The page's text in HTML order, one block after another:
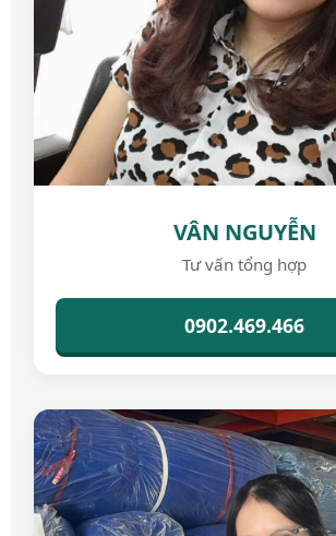
VÂN NGUYỄN
Tư vấn tổng hợp
0902.469.466